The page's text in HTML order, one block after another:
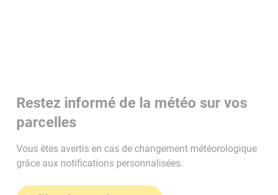
Restez informé de la météo sur vos
parcelles
Vous êtes avertis en cas de changement météorologique
grâce aux notifications personnalisées.